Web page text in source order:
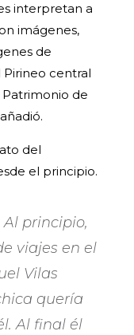
interpretan a
imágenes,
de
Pirineo central
de
del
el principio.
Al principio,
viajes en el
Vilas
quería
Al final él